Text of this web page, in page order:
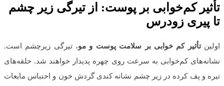
تأثیر کم‌خوابی بر پوست: از تیرگی زیر چشم
تا پیری زودرس
اولینتأثیر کم خوابی بر سلامت پوست و مو، تیرگی زیرچشم است.
نشانه‌های کم‌خوابی به سرعت روی چهره پدیدار خواهند شد. حلقه‌های
تیره و پف کرده در زیر چشم نشانه کندی گردش خون و احتباس مایعات